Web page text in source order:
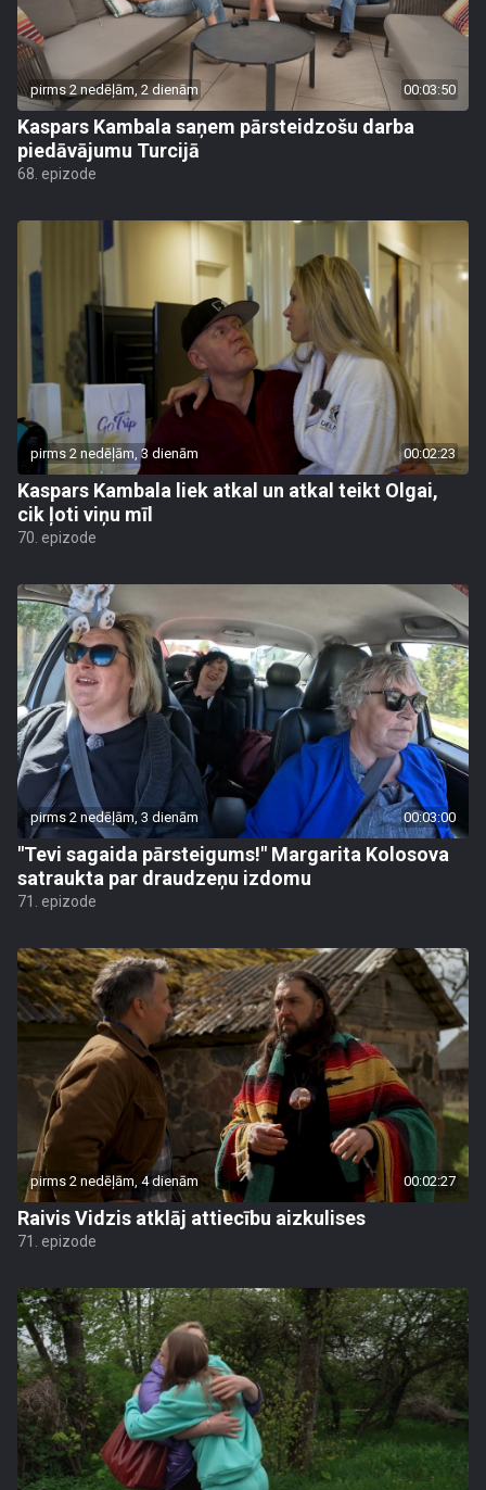
pirms 2 nedēļām, 2 dienām 00:03:50
Kaspars Kambala saņem pārsteidzošu darba
piedāvājumu Turcijā
68. epizode
pirms 2 nedēļām, 3 dienām 00:02:23
Kaspars Kambala liek atkal un atkal teikt Olgai,
cik ļoti viņu mīl
70. epizode
pirms 2 nedēļām, 3 dienām 00:03:00
"Tevi sagaida pārsteigums!" Margarita Kolosova
satraukta par draudzeņu izdomu
71. epizode
pirms 2 nedēļām, 4 dienām 00:02:27
Raivis Vidzis atklāj attiecību aizkulises
71. epizode